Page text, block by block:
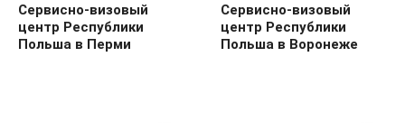
Сервисно-визовый
центр Республики
Польша в Перми
Сервисно-визовый
центр Республики
Польша в Воронеже